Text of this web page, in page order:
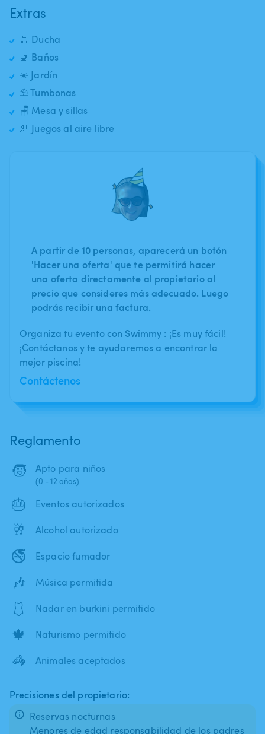
Extras
🚿 Ducha
🚽 Baños
☀️ Jardín
⛱️ Tumbonas
🪑 Mesa y sillas
🥏 Juegos al aire libre
A partir de 10 personas, aparecerá un botón
'Hacer una oferta' que te permitirá hacer
una oferta directamente al propietario al
precio que consideres más adecuado. Luego
podrás recibir una factura.
Organiza tu evento con Swimmy : ¡Es muy fácil!
¡Contáctanos y te ayudaremos a encontrar la
mejor piscina!
Contáctenos
Reglamento
🧒 Apto para niños
(0 - 12 años)
🎂 Eventos autorizados
🥂 Alcohol autorizado
🚭 Espacio fumador
🎶 Música permitida
🩱 Nadar en burkini permitido
🍁 Naturismo permitido
🦓 Animales aceptados
Precisiones del propietario:
Reservas nocturnas
Menores de edad responsabilidad de los padres